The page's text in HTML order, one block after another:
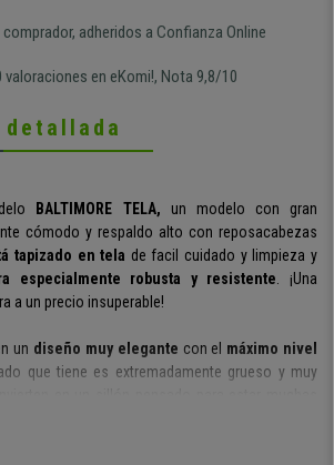
adheridos a Confianza Online
valoraciones en eKomi!, Nota 9,8/10
detallada
BALTIMORE TELA, un modelo con gran
cómodo y respaldo alto con reposacabezas
tapizado en tela de facil cuidado y limpieza y
especialmente robusta y resistente . ¡Una
a un precio insuperable!
un diseño muy elegante con el máximo nivel
que tiene es extremadamente grueso y muy
agusto.